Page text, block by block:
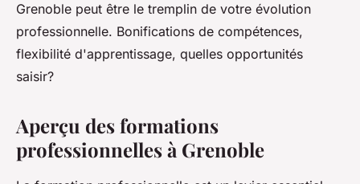
Grenoble peut être le tremplin de votre évolution
professionnelle. Bonifications de compétences,
flexibilité d'apprentissage, quelles opportunités
saisir?
Aperçu des formations
professionnelles à Grenoble